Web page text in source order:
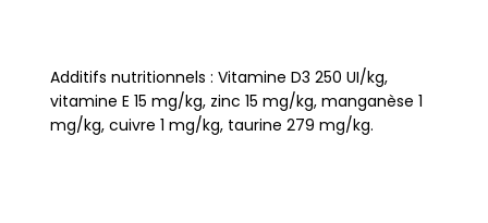
Additifs nutritionnels : Vitamine D3 250 UI/kg,
vitamine E 15 mg/kg, zinc 15 mg/kg, manganèse 1
mg/kg, cuivre 1 mg/kg, taurine 279 mg/kg.